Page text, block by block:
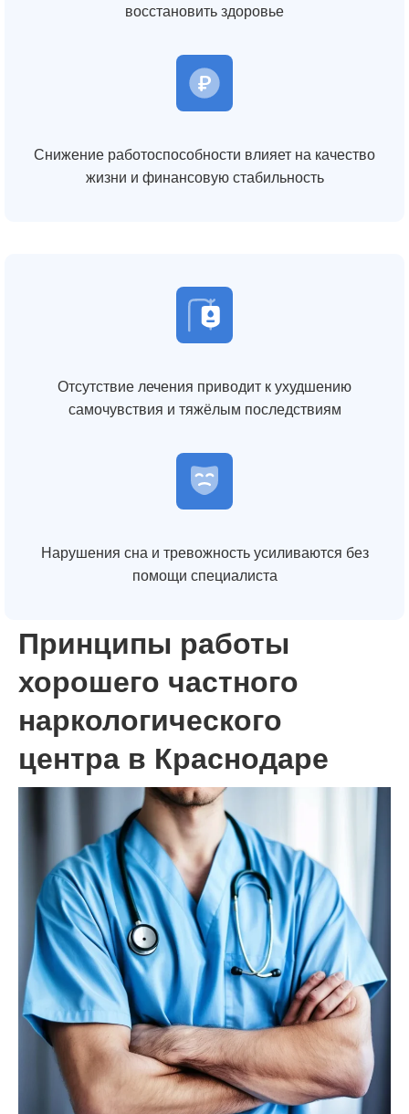
восстановить здоровье
Снижение работоспособности влияет на качество
жизни и финансовую стабильность
Отсутствие лечения приводит к ухудшению
самочувствия и тяжёлым последствиям
Нарушения сна и тревожность усиливаются без
помощи специалиста
Принципы работы
хорошего частного
наркологического
центра в Краснодаре